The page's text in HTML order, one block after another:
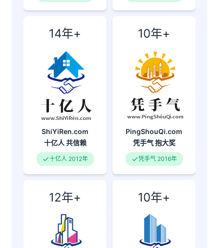
14年+
ShiYiRen.com
十亿人 共信赖
十亿人 2012年
10年+
PingShouQi.com
凭手气抱大奖
凭手气 2016年
12年+ 10年+